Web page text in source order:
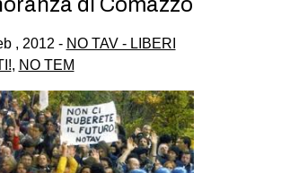
MSM
ZAM
MILANO
di Comazzo
, 2012 - NO TAV - LIBERI
, NO TEM